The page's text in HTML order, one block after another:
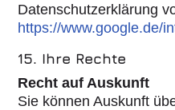
Datenschutzerklärung
https://www.google.de/
15. Ihre Rechte
Recht auf Auskunft
Sie können Auskunft